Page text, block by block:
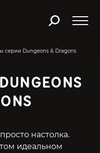
серии Dungeons & Dragons
настолка.
идеальном